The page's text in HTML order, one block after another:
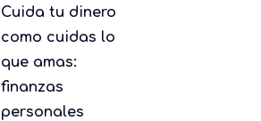
Cuida tu dinero
como cuidas lo
que amas:
finanzas
personales